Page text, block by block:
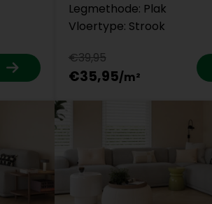
Legmethode: Plak
Vloertype: Strook
€39,95
€35,95